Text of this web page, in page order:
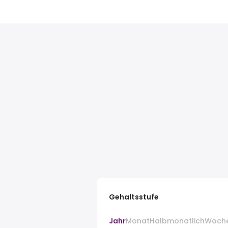
Gehaltsstufe
JahrMonatHalbmonatlich